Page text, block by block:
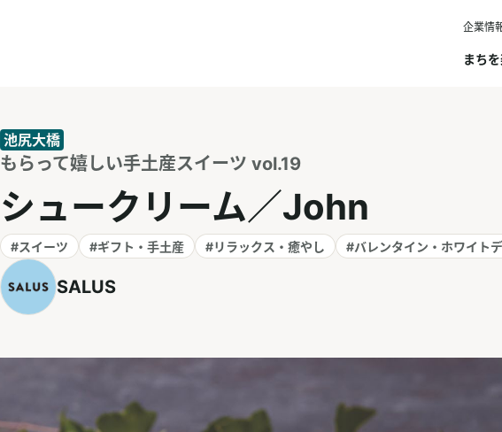
企業情
まち
池尻大橋
もらって嬉しい手土産スイーツ vol.19
シュークリーム／John
#スイーツ #ギフト・手土産 #リラックス・癒やし #バレンタイン・ホワイト
SALUS